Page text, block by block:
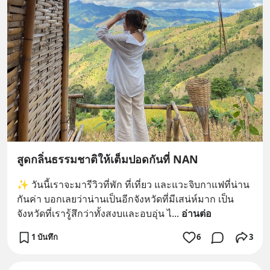
สูดกลิ่นธรรมชาติให้เต็มปอดกันที่ NAN
✨ วันนี้เราจะมารีวิวที่พัก ที่เที่ยว และแวะจิบกาแฟที่น่าน
กันค่า บอกเลยว่าน่านเป็นอีกจังหวัดที่มีเสน่ห์มาก เป็น
จังหวัดที่เรารู้สึกว่าทั้งสงบและอบอุ่น ไ... อ่านต่อ
1 บันทึก 6 3